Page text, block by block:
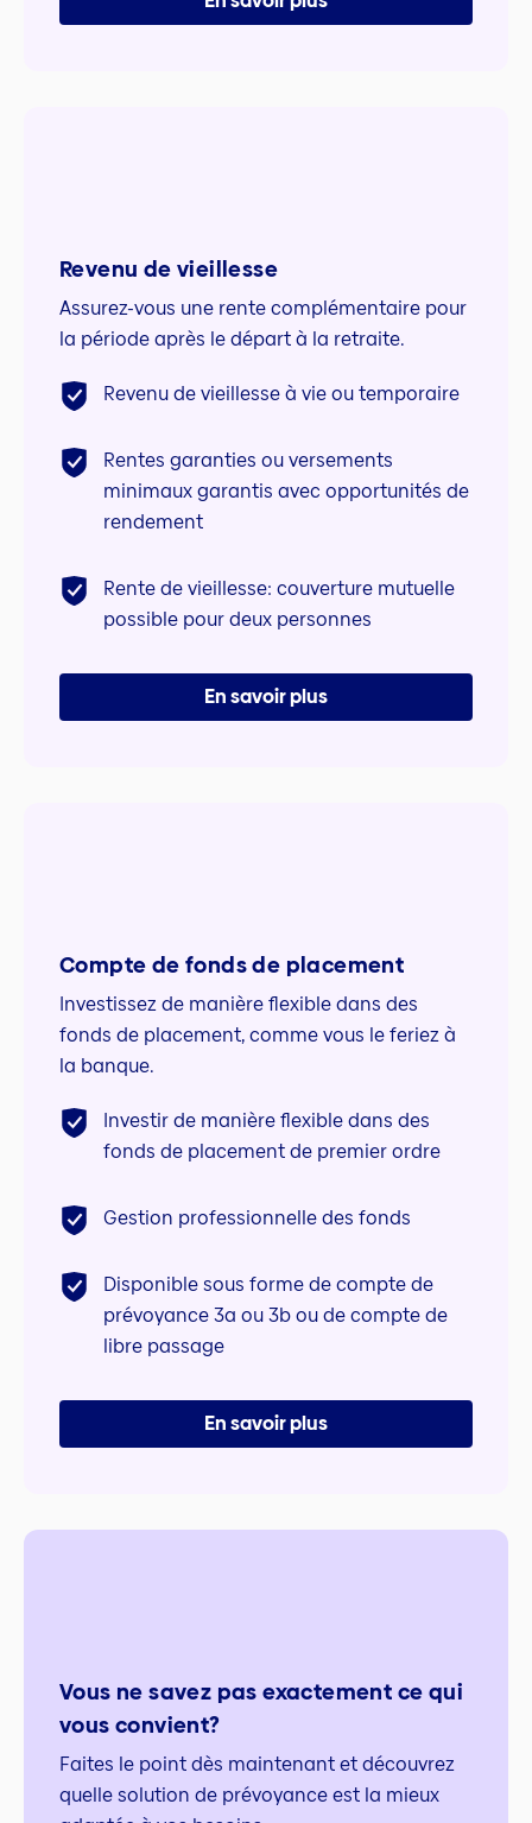
Revenu de vieillesse
Assurez-vous une rente complémentaire pour
la période après le départ à la retraite.
Revenu de vieillesse à vie ou temporaire
Rentes garanties ou versements
minimaux garantis avec opportunités de
rendement
Rente de vieillesse: couverture mutuelle
possible pour deux personnes
En savoir plus
Compte de fonds de placement
Investissez de manière flexible dans des
fonds de placement, comme vous le feriez à
la banque.
Investir de manière flexible dans des
fonds de placement de premier ordre
Gestion professionnelle des fonds
Disponible sous forme de compte de
prévoyance 3a ou 3b ou de compte de
libre passage
En savoir plus
Vous ne savez pas exactement ce qui
vous convient?
Faites le point dès maintenant et découvrez
quelle solution de prévoyance est la mieux